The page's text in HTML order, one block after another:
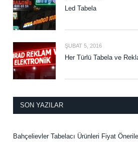
Led Tabela
ŞUBAT 5, 2016
Her Türlü Tabela ve
SON YAZILAR
Bahçelievler Tabelacı Ürünleri Fiyat